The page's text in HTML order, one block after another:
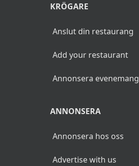
KRÖGARE
Anslut din restaurang
Add your restaurant
Annonsera evenemang
ANNONSERA
Annonsera hos oss
Advertise with us